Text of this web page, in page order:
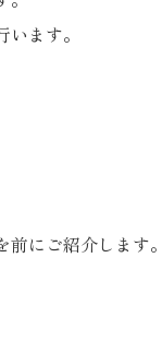
ます。
にご紹介します。